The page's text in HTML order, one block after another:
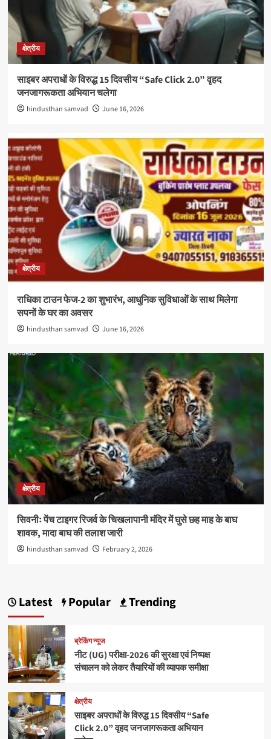
क्षेत्रीय
साइबर अपराधों के विरुद्ध 15 दिवसीय “Safe Click 2.0” वृहद
जनजागरूकता अभियान चलेगा
hindusthan samvad June 16, 2026
क्षेत्रीय
राधिका टाउन फेज-2 का शुभारंभ, आधुनिक सुविधाओं के साथ मिलेगा
सपनों के घर का अवसर
hindusthan samvad June 16, 2026
क्षेत्रीय
सिवनीः पेंच टाइगर रिजर्व के चिखलापानी मंदिर में घुसे छह माह के बाघ
शावक, मादा बाघ की तलाश जारी
hindusthan samvad February 2, 2026
Latest Popular Trending
ब्रेकिंग न्यूज
नीट (UG) परीक्षा-2026 की सुरक्षा एवं निष्पक्ष
संचालन को लेकर तैयारियों की व्यापक समीक्षा
क्षेत्रीय
साइबर अपराधों के विरुद्ध 15 दिवसीय “Safe
Click 2.0” वृहद जनजागरूकता अभियान